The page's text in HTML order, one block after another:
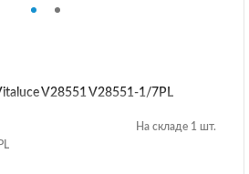
V28551 V28551-1/7PL
На складе 1 шт.